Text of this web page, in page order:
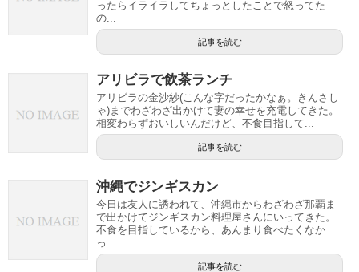
ったらイライラしてちょっとしたことで怒ってた
の...
記事を読む
アリビラで飲茶ランチ
アリビラの金沙紗(こんな字だったかなぁ。きんさし
ゃ)までわざわざ出かけて妻の幸せを充電してきた。
相変わらずおいしいんだけど、不食目指して...
記事を読む
沖縄でジンギスカン
今日は友人に誘われて、沖縄市からわざわざ那覇ま
で出かけてジンギスカン料理屋さんにいってきた。
不食を目指しているから、あんまり食べたくなか
っ...
記事を読む